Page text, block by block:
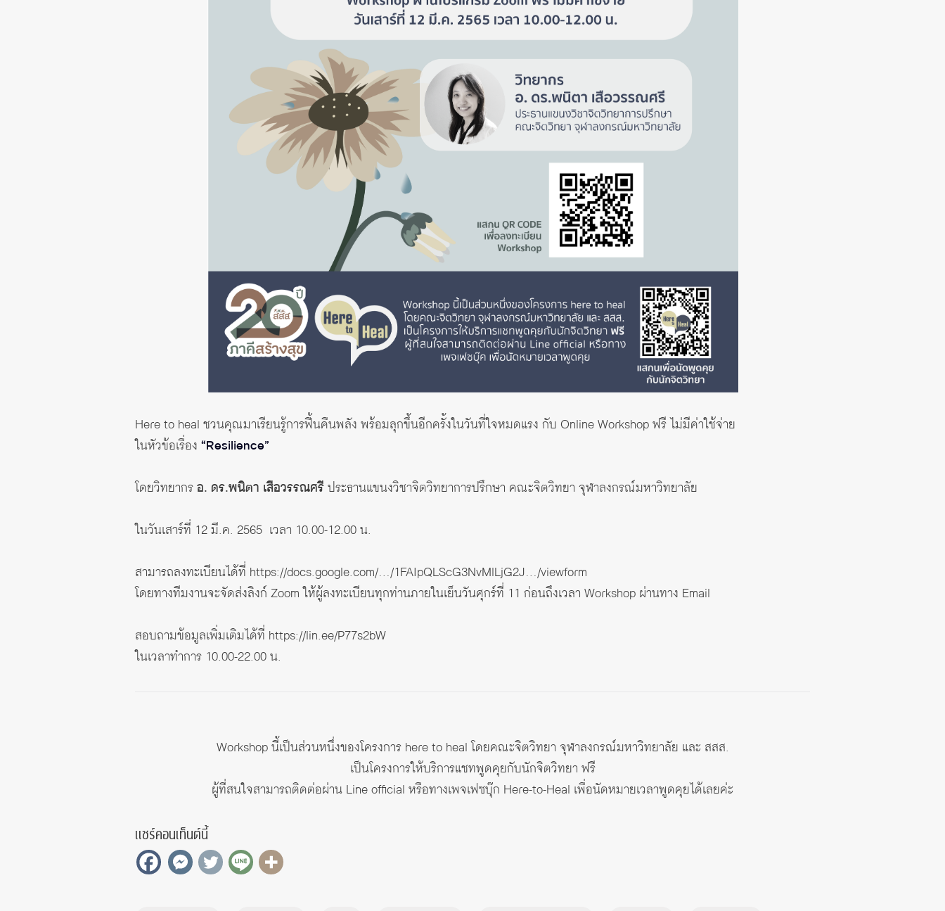
Here to heal ชวนคุณมาเรียนรู้การฟื้นคืนพลัง พร้อมลุกขึ้นอีกครั้งในวันที่ใจหมดแรง กับ Online Workshop ฟรี ไม่มีค่าใช้จ่าย
ในหัวข้อเรื่อง “Resilience”
โดยวิทยากรอ. ดร.พนิตา เสือวรรณศรีประธานแขนงวิชาจิตวิทยาการปรึกษา คณะจิตวิทยา จุฬาลงกรณ์มหาวิทยาลัย
ในวันเสาร์ที่ 12 มี.ค. 2565 เวลา 10.00-12.00 น.
สามารถลงทะเบียนได้ที่ https://docs.google.com/…/1FAIpQLScG3NvMlLjG2J…/viewform
โดยทางทีมงานจะจัดส่งลิงก์ Zoom ให้ผู้ลงทะเบียนทุกท่านภายในเย็นวันศุกร์ที่ 11 ก่อนถึงเวลา Workshop ผ่านทาง Email
สอบถามข้อมูลเพิ่มเติมได้ที่ https://lin.ee/P77s2bW
ในเวลาทำการ 10.00-22.00 น.
Workshop นี้เป็นส่วนหนึ่งของโครงการ here to heal โดยคณะจิตวิทยา จุฬาลงกรณ์มหาวิทยาลัย และ สสส.
เป็นโครงการให้บริการแชทพูดคุยกับนักจิตวิทยา ฟรี
ผู้ที่สนใจสามารถติดต่อผ่าน Line official หรือทางเพจเฟซบุ๊ก Here-to-Heal เพื่อนัดหมายเวลาพูดคุยได้เลยค่ะ
แชร์คอนเท็นต์นี้